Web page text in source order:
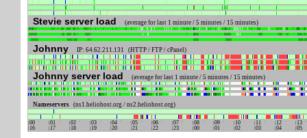
Stevie server load (average for last 1 minute / 5 minutes / 15 minutes)
Johnny IP: 64.62.211.131 (HTTP / FTP / cPanel)
Johnny server load (average for last 1 minute / 5 minutes / 15 minutes)
Nameservers (ns1.heliohost.org / ns2.heliohost.org)
00 01 02 03 04 05 06 07 08 09 10 11 12
13
16
17 18 19 20 21 22 23 00 01 02 03 04 05